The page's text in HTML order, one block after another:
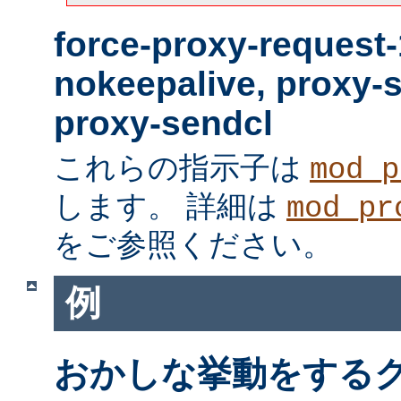
force-proxy-
nokeepalive, proxy-
proxy-sendcl
これらの指示子は
します。 詳細は
をご参照ください。
例
おかしな挙動をする